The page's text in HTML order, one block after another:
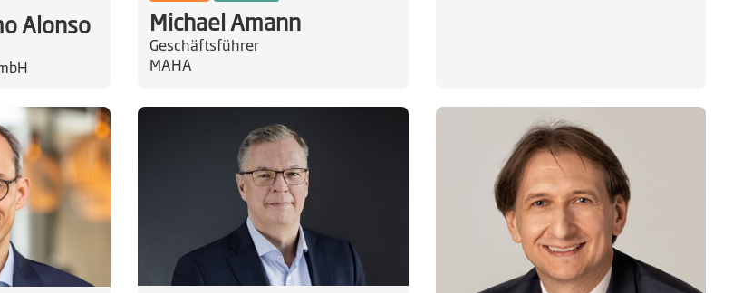
Alonso Michael Amann
Geschäftsführer
MAHA